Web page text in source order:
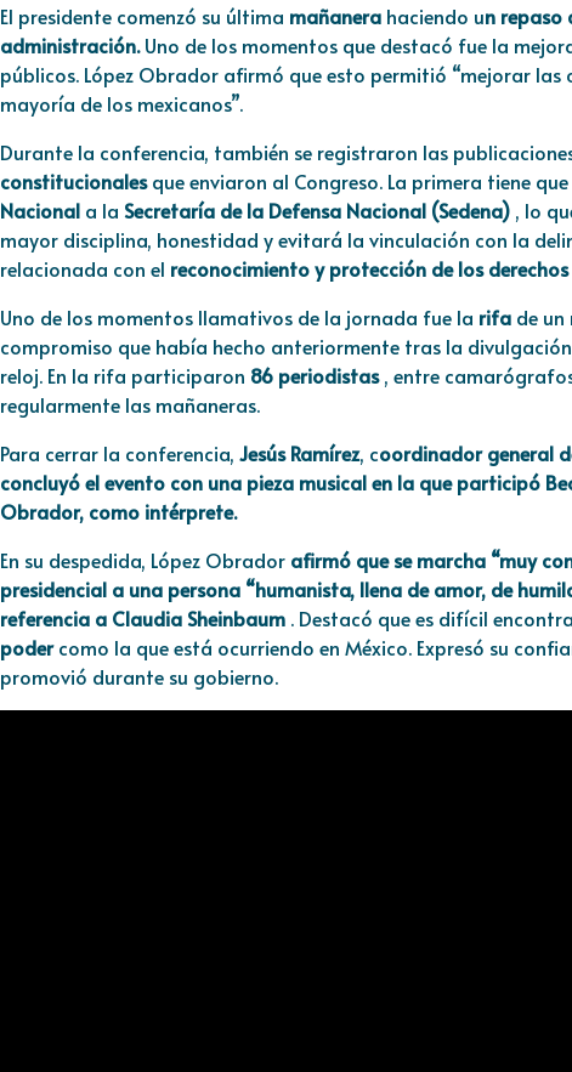
El presidente comenzó su última mañanera haciendo un repaso
administración.Uno de los momentos que destacó fue la
públicos. López Obrador afirmó que esto permitió “mejorar
mayoría de los mexicanos”.
Durante la conferencia, también se registraron las
constitucionalesque enviaron al Congreso. La primera tiene
Nacional a la Secretaría de la Defensa Nacional (Sedena) , lo
mayor disciplina, honestidad y evitará la vinculación con la
relacionada con el reconocimiento y protección de los
Uno de los momentos llamativos de la jornada fue la rifa de un
compromiso que había hecho anteriormente tras la
reloj. En la rifa participaron 86 periodistas, entre
regularmente las mañaneras.
Para cerrar la conferencia, Jesús Ramírez, coordinador general
concluyó el evento con una pieza musical en la que participó
Obrador, como intérprete.
En su despedida, López Obrador afirmó que se marcha “muy
presidencial a una persona “humanista, llena de amor, de
referencia a Claudia Sheinbaum . Destacó que es difícil
podercomo la que está ocurriendo en México. Expresó su
promovió durante su gobierno.